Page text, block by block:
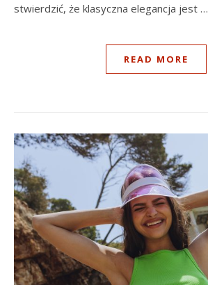
stwierdzić, że klasyczna elegancja jest …
READ MORE